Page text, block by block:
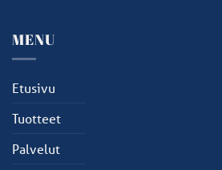
MENU
Etusivu
Tuotteet
Palvelut